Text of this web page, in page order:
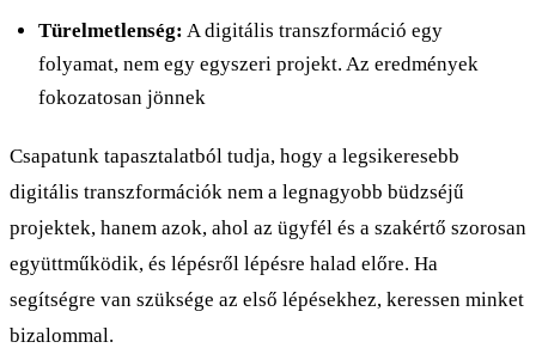
Türelmetlenség: A digitális transzformáció egy
folyamat, nem egy egyszeri projekt. Az eredmények
fokozatosan jönnek
Csapatunk tapasztalatból tudja, hogy a legsikeresebb
digitális transzformációk nem a legnagyobb büdzséjű
projektek, hanem azok, ahol az ügyfél és a szakértő szorosan
együttműködik, és lépésről lépésre halad előre. Ha
segítségre van szüksége az első lépésekhez, keressen minket
bizalommal.